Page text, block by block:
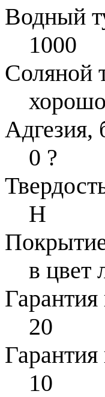
Водный
1000
Соляной
хорошо
Адгезия,
0 ?
H
в цвет
20
10